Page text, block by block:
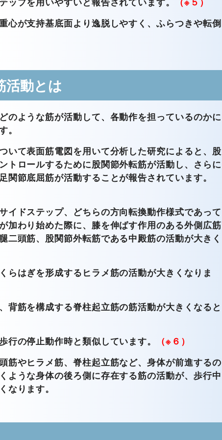
心が支持基底面より逸脱しやすく、ふらつきや転倒
活動とは
のような筋が活動して、各動作を担っているのかに
。
いて表面筋電図を用いて分析した研究によると、股
トロールするために股関節外転筋が活動し、さらに
関節底屈筋が活動することが報告されています。
イドステップ、どちらの方向転換動作様式であって
加わり始めた際に、膝を伸ばす作用のある外側広筋
二頭筋、股関節外転筋である中殿筋の活動が大きく
らはぎを形成するヒラメ筋の活動が大きくなりま
背筋を構成する脊柱起立筋の筋活動が大きくなると
行の停止動作時と類似しています。
（※６）
筋やヒラメ筋、脊柱起立筋など、身体が前進するの
ような身体の後ろ側に存在する筋の活動が、歩行中
なります。